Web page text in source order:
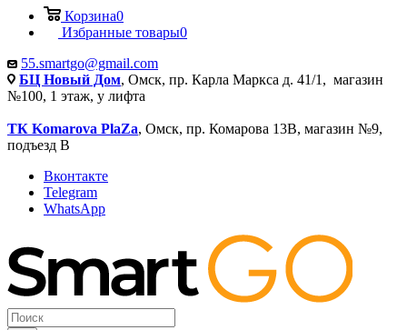
Корзина0
Избранные товары0
55.smartgo@gmail.com
БЦ Новый Дом, Омск, пр. Карла Маркса д. 41/1, магазин
№100, 1 этаж, у лифта
ТК Komarova PlaZa, Омск, пр. Комарова 13В, магазин №9,
подъезд В
Вконтакте
Telegram
WhatsApp